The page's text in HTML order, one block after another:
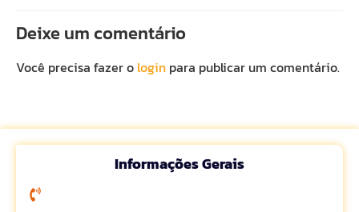
Deixe um comentário
Você precisa fazer o login para publicar um comentário.
Informações Gerais